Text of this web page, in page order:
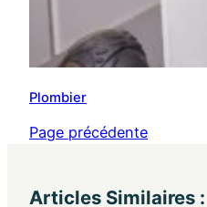
Plombier
Page précédente
Articles Similaires :